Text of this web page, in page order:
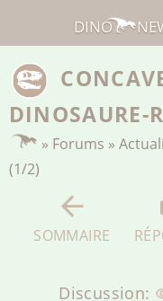
DINOSAURE-
» Forums »
(1/2)
SOMMAIRE
Discussion:
DINO